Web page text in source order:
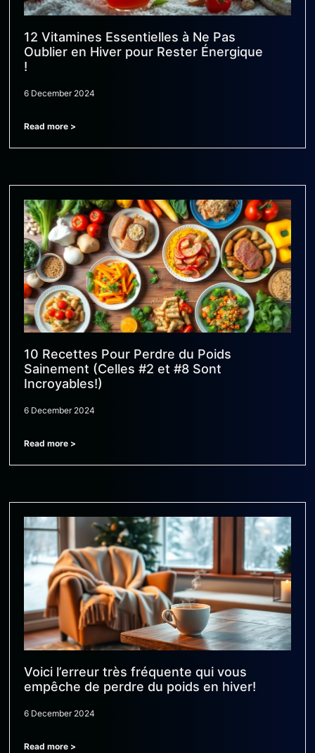
12 Vitamines Essentielles à Ne Pas
Oublier en Hiver pour Rester Énergique
!
6 December 2024
Read more >
10 Recettes Pour Perdre du Poids
Sainement (Celles #2 et #8 Sont
Incroyables!)
6 December 2024
Read more >
Voici l’erreur très fréquente qui vous
empêche de perdre du poids en hiver!
6 December 2024
Read more >